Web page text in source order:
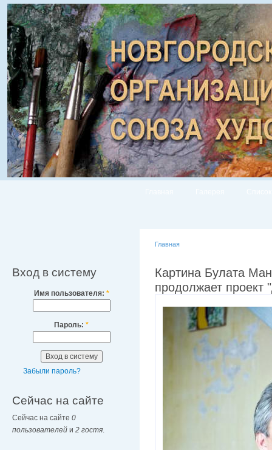
Вход в систему
Имя пользователя: *
Пароль: *
Забыли пароль?
Сейчас на сайте
Сейчас на сайте 0
пользователей и 2 гостя
Главная
Картина Булата
продолжает